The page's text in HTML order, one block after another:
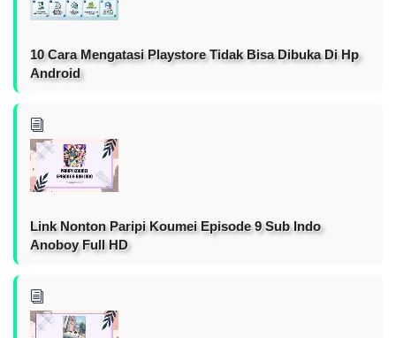
10 Cara Mengatasi Playstore Tidak Bisa Dibuka Di Hp
Android
Link Nonton Paripi Koumei Episode 9 Sub Indo
Anoboy Full HD